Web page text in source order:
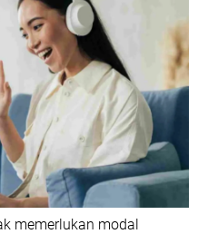
memerlukan modal